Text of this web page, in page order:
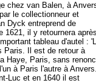
chez van Balen, à
le collectionneur et
Dyck entreprend de
1621, il y retournera après
tableau d'autel :
Paris. Il est de retour à
Haye, Paris, sans
à Paris l'autre à Anvers.
Luc et en 1640 il est